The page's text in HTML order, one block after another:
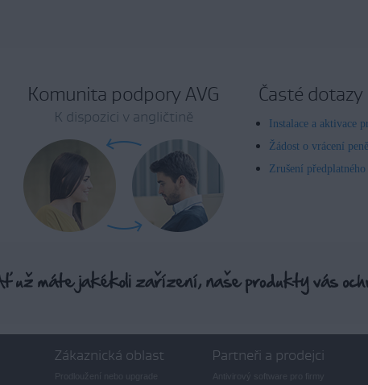
Komunita podpory AVG
K dispozici v angličtině
Časté dotazy
Instalace a aktivace
Žádost o vrácení
Zrušení
Zákaznická oblast Partneři a prodejci